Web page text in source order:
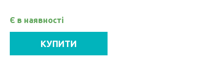
Є в наявності
КУПИТИ